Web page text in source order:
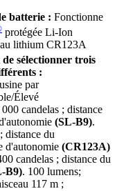
batterie : Fonctionne
protégée Li-Ion
lithium CR123A
sélectionner trois
:
par
Élevé
candelas ; distance
(SL-B9).
distance du
d'autonomie (CR123A)
candelas ; distance du
B9). 100 lumens;
117 m ;